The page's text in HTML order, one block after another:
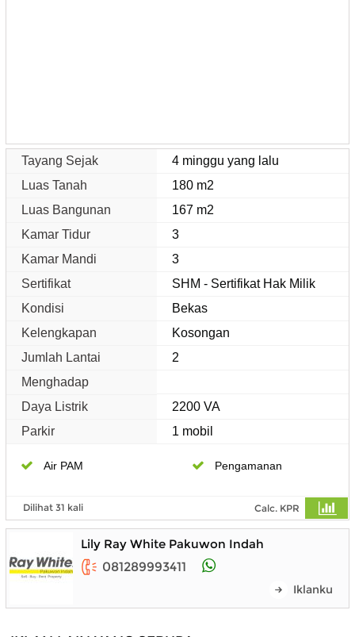
Tayang Sejak
4 minggu yang lalu
Luas Tanah
180 m2
Luas Bangunan
167 m2
Kamar Tidur
3
Kamar Mandi
3
Sertifikat
SHM - Sertifikat Hak Milik
Kondisi
Bekas
Kelengkapan
Kosongan
Jumlah Lantai
2
Menghadap
Daya Listrik
2200 VA
Parkir
1 mobil
Air PAM Pengamanan
Dilihat 31 kali Calc. KPR
Lily Ray White Pakuwon Indah
081289993411
Iklanku